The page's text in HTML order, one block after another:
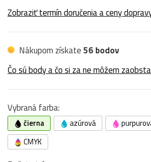
Zobraziť termín doručenia a ceny
Nákupom získate56 bodov
Čo sú body a čo si za ne môžem
Vybraná farba:
čierna azúrová
CMYK